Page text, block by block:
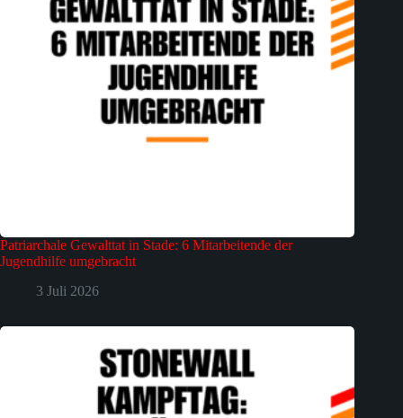
Patriarchale Gewalttat in Stade: 6 Mitarbeitende der
Jugendhilfe umgebracht
3 Juli 2026